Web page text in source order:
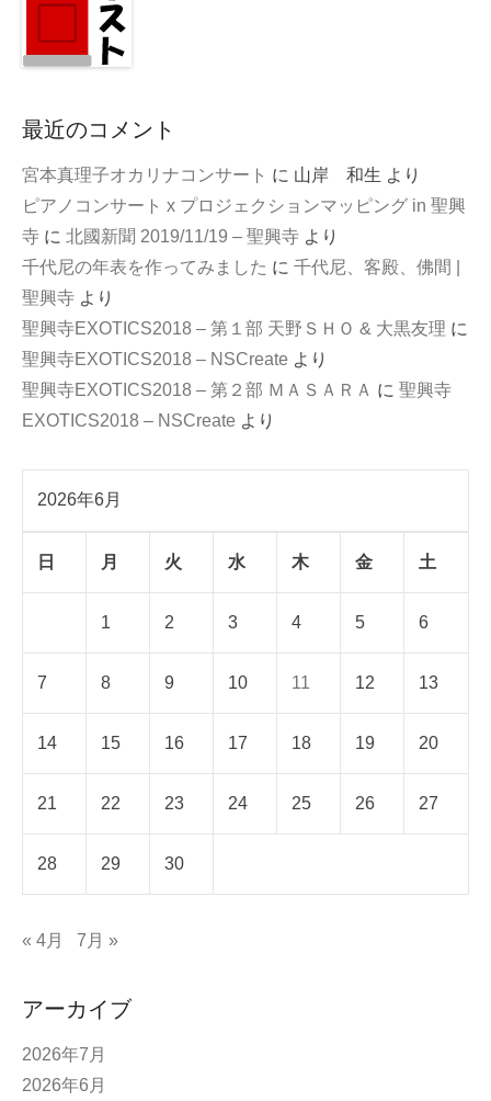
最近のコメント
宮本真理子オカリナコンサート に 山岸 和生 より
ピアノコンサート x プロジェクションマッピング in 聖興
寺 に 北國新聞 2019/11/19 – 聖興寺 より
千代尼の年表を作ってみました に 千代尼、客殿、佛間 |
聖興寺 より
聖興寺EXOTICS2018 – 第１部 天野ＳＨＯ & 大黒友理 に
聖興寺EXOTICS2018 – NSCreate より
聖興寺EXOTICS2018 – 第２部 ＭＡＳＡＲＡ に 聖興寺
EXOTICS2018 – NSCreate より
2026年6月
日 月 火 水 木 金 土
1 2 3 4 5 6
7 8 9 10 11 12 13
14 15 16 17 18 19 20
21 22 23 24 25 26 27
28 29 30
« 4月 7月 »
アーカイブ
2026年7月
2026年6月